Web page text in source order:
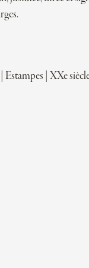
Estampes |XXe